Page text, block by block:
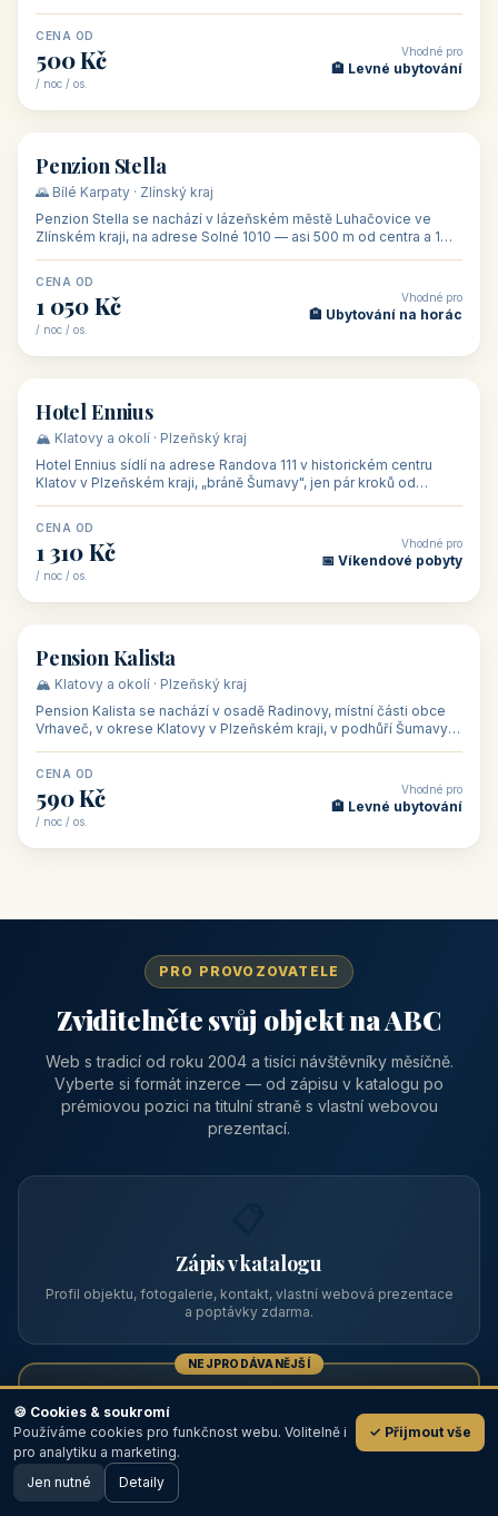
CENA OD
500 Kč
/ noc / os.
Vhodné pro
🏨 Levné ubytování
🏡 penzion
Penzion Stella
🌄 Bílé Karpaty · Zlínský kraj
Penzion Stella se nachází v lázeňském městě Luhačovice ve
Zlínském kraji, na adrese Solné 1010 — asi 500 m od centra a 1
CENA OD
1 050 Kč
/ noc / os.
Vhodné pro
🏨 Ubytování na horác
🏨 hotel
Hotel Ennius
🏔️ Klatovy a okolí · Plzeňský kraj
Hotel Ennius sídlí na adrese Randova 111 v historickém centru
Klatov v Plzeňském kraji, „bráně Šumavy", jen pár kroků od
CENA OD
1 310 Kč
/ noc / os.
Vhodné pro
📅 Víkendové pobyty
🏡 penzion
Pension Kalista
🏔️ Klatovy a okolí · Plzeňský kraj
Pension Kalista se nachází v osadě Radinovy, místní části obce
Vrhaveč, v okrese Klatovy v Plzeňském kraji, v podhůří Šumavy
CENA OD
590 Kč
/ noc / os.
Vhodné pro
🏨 Levné ubytování
PRO PROVOZOVATELE
Zviditelněte svůj objekt na ABC
Web s tradicí od roku 2004 a tisíci návštěvníky měsíčně.
Vyberte si formát inzerce — od zápisu v katalogu po
prémiovou pozici na titulní straně s vlastní webovou
prezentací.
Zápis v katalogu
Profil objektu, fotogalerie, kontakt, vlastní webová prezentace
a poptávky zdarma.
NEJPRODÁVANĚJŠÍ
Prémiový partner
TOP pozice na titulce, přednost ve výpisech, zlatý odznak a
💬
🖥️ Desktop verze
🍪 Cookies & soukromí
Používáme cookies pro funkčnost webu. Volitelně i
pro analytiku a marketing.
✓ Přijmout vše
Jen nutné Detaily